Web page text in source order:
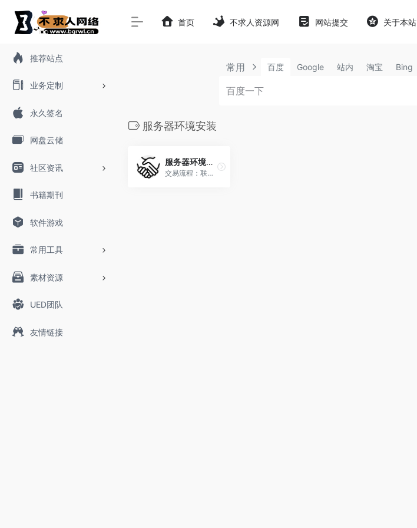
推荐站点
业务定制
永久签名
网盘云储
社区资讯
书籍期刊
软件游戏
常用工具
素材资源
UED团队
友情链接
首页 不求人资源网 网站提交 关于本站
常用 百度 Google 站内 淘宝 Bing
服务器环境安装
服务器环境安装
交易流程：联系开发者→确认下单→开发者发货→交易完成